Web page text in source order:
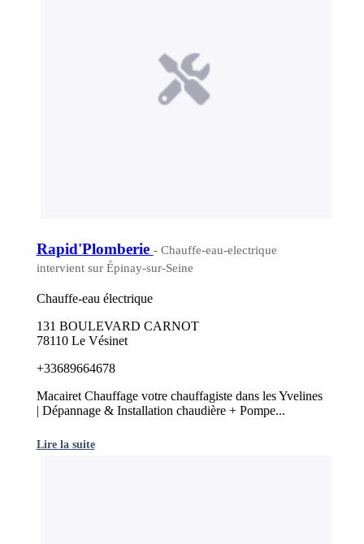
Rapid'Plomberie - Chauffe-eau-electrique
intervient sur Épinay-sur-Seine
Chauffe-eau électrique
131 BOULEVARD CARNOT
78110 Le Vésinet
+33689664678
Macairet Chauffage votre chauffagiste dans les Yvelines
| Dépannage & Installation chaudière + Pompe...
Lire la suite